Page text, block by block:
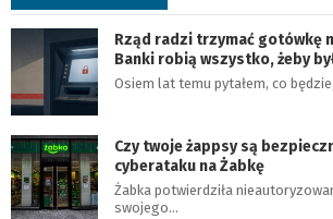
Rząd radzi trzymać gotówkę
Banki robią wszystko, żeby
Osiem lat temu pytałem, co
Czy twoje żappsy są
cyberataku na Żabkę
Żabka potwierdziła
swojego…